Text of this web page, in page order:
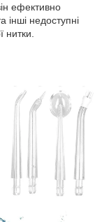
ефективно
інші недоступні
нитки.